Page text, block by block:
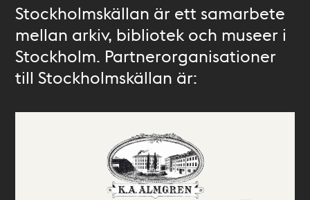
Stockholmskällan är ett samarbete
mellan arkiv, bibliotek och museer i
Stockholm. Partnerorganisationer
till Stockholmskällan är: